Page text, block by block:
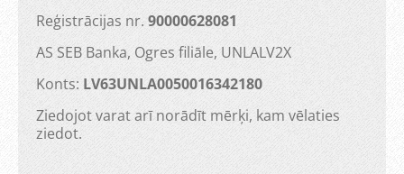
Reģistrācijas nr. 90000628081
AS SEB Banka, Ogres filiāle, UNLALV2X
Konts: LV63UNLA0050016342180
Ziedojot varat arī norādīt mērķi, kam vēlaties
ziedot.